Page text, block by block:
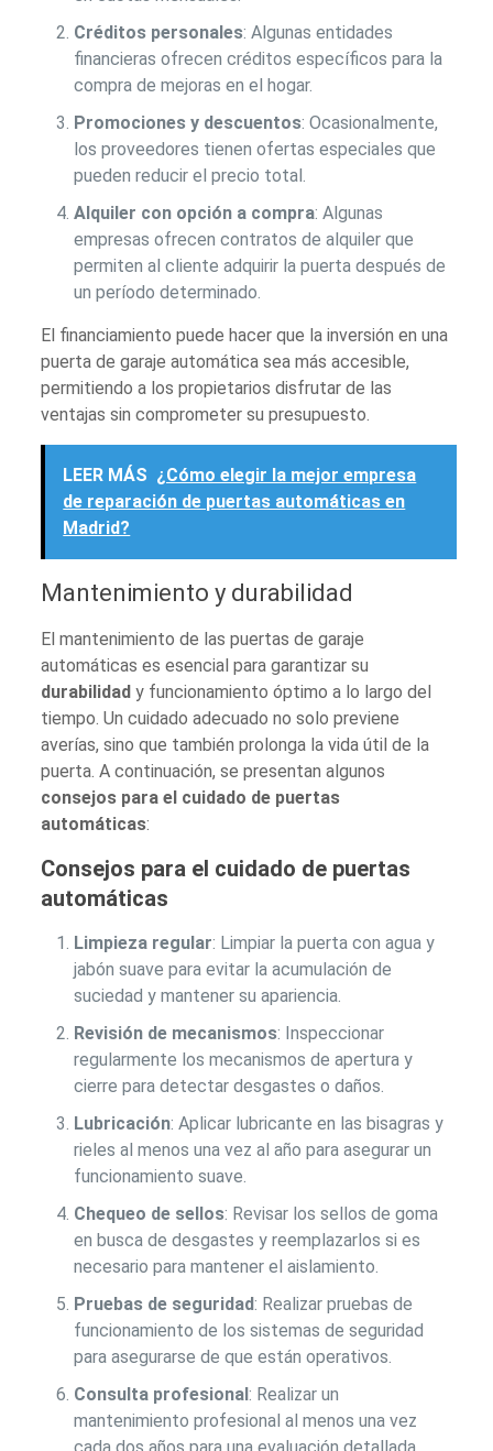
Créditos personales: Algunas entidades
financieras ofrecen créditos específicos para la
compra de mejoras en el hogar.
Promociones y descuentos: Ocasionalmente,
los proveedores tienen ofertas especiales que
pueden reducir el precio total.
Alquiler con opción a compra: Algunas
empresas ofrecen contratos de alquiler que
permiten al cliente adquirir la puerta después de
un período determinado.
El financiamiento puede hacer que la inversión en una
puerta de garaje automática sea más accesible,
permitiendo a los propietarios disfrutar de las
ventajas sin comprometer su presupuesto.
LEER MÁS ¿Cómo elegir la mejor empresa
de reparación de puertas automáticas en
Madrid?
Mantenimiento y durabilidad
El mantenimiento de las puertas de garaje
automáticas es esencial para garantizar su
durabilidad y funcionamiento óptimo a lo largo del
tiempo. Un cuidado adecuado no solo previene
averías, sino que también prolonga la vida útil de la
puerta. A continuación, se presentan algunos
consejos para el cuidado de puertas
automáticas:
Consejos para el cuidado de puertas
automáticas
Limpieza regular: Limpiar la puerta con agua y
jabón suave para evitar la acumulación de
suciedad y mantener su apariencia.
Revisión de mecanismos: Inspeccionar
regularmente los mecanismos de apertura y
cierre para detectar desgastes o daños.
Lubricación: Aplicar lubricante en las bisagras y
rieles al menos una vez al año para asegurar un
funcionamiento suave.
Chequeo de sellos: Revisar los sellos de goma
en busca de desgastes y reemplazarlos si es
necesario para mantener el aislamiento.
Pruebas de seguridad: Realizar pruebas de
funcionamiento de los sistemas de seguridad
para asegurarse de que están operativos.
Consulta profesional: Realizar un
mantenimiento profesional al menos una vez